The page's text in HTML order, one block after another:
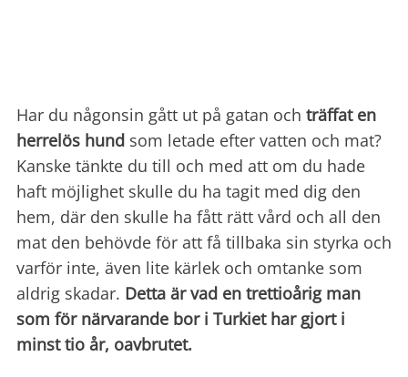
Har du någonsin gått ut på gatan och träffat en
herrelös hund som letade efter vatten och mat?
Kanske tänkte du till och med att om du hade
haft möjlighet skulle du ha tagit med dig den
hem, där den skulle ha fått rätt vård och all den
mat den behövde för att få tillbaka sin styrka och
varför inte, även lite kärlek och omtanke som
aldrig skadar. Detta är vad en trettioårig man
som för närvarande bor i Turkiet har gjort i
minst tio år, oavbrutet.